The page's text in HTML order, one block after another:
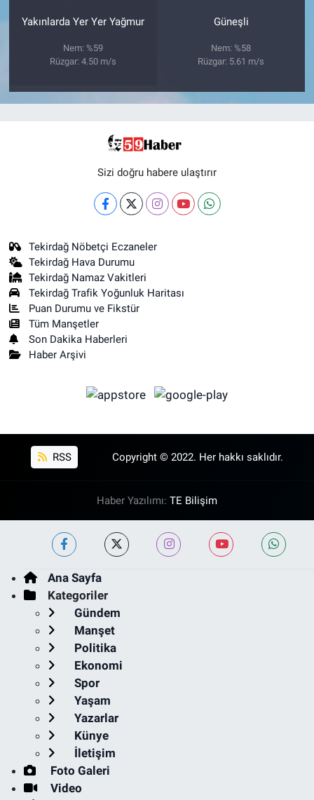
Yakınlarda Yer Yer Yağmur
Nem: %59
Rüzgar: 4.50 m/s
Güneşli
Nem: %58
Rüzgar: 5.61 m/s
Sizi doğru habere ulaştırır
Tekirdağ Nöbetçi Eczaneler
Tekirdağ Hava Durumu
Tekirdağ Namaz Vakitleri
Tekirdağ Trafik Yoğunluk Haritası
Puan Durumu ve Fikstür
Tüm Manşetler
Son Dakika Haberleri
Haber Arşivi
RSS Copyright © 2022. Her hakkı saklıdır.
Haber Yazılımı: TE Bilişim
Ana Sayfa
Kategoriler
Gündem
Manşet
Politika
Ekonomi
Spor
Yaşam
Yazarlar
Künye
İletişim
Foto Galeri
Video